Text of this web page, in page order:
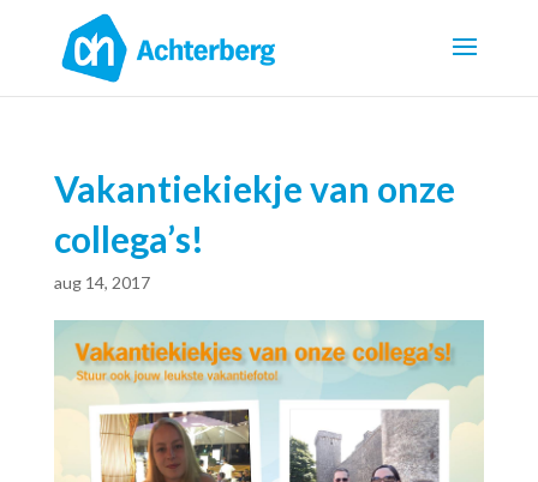
Vakantiekiekje van onze
collega’s!
aug 14, 2017